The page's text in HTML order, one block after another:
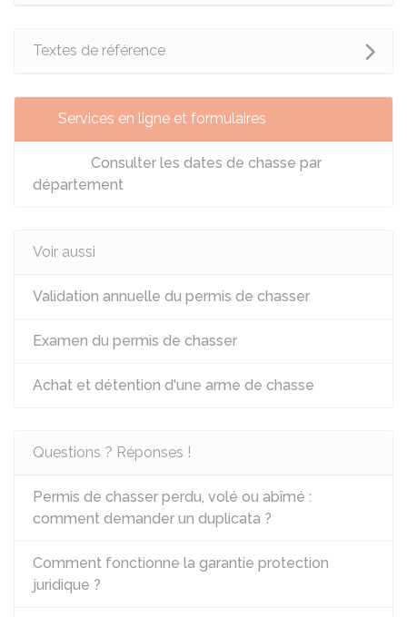
Textes de référence
Services en ligne et formulaires
Consulter les dates de chasse par
département
Voir aussi
Validation annuelle du permis de chasser
Examen du permis de chasser
Achat et détention d'une arme de chasse
Questions ? Réponses !
Permis de chasser perdu, volé ou abîmé :
comment demander un duplicata ?
Comment fonctionne la garantie protection
juridique ?